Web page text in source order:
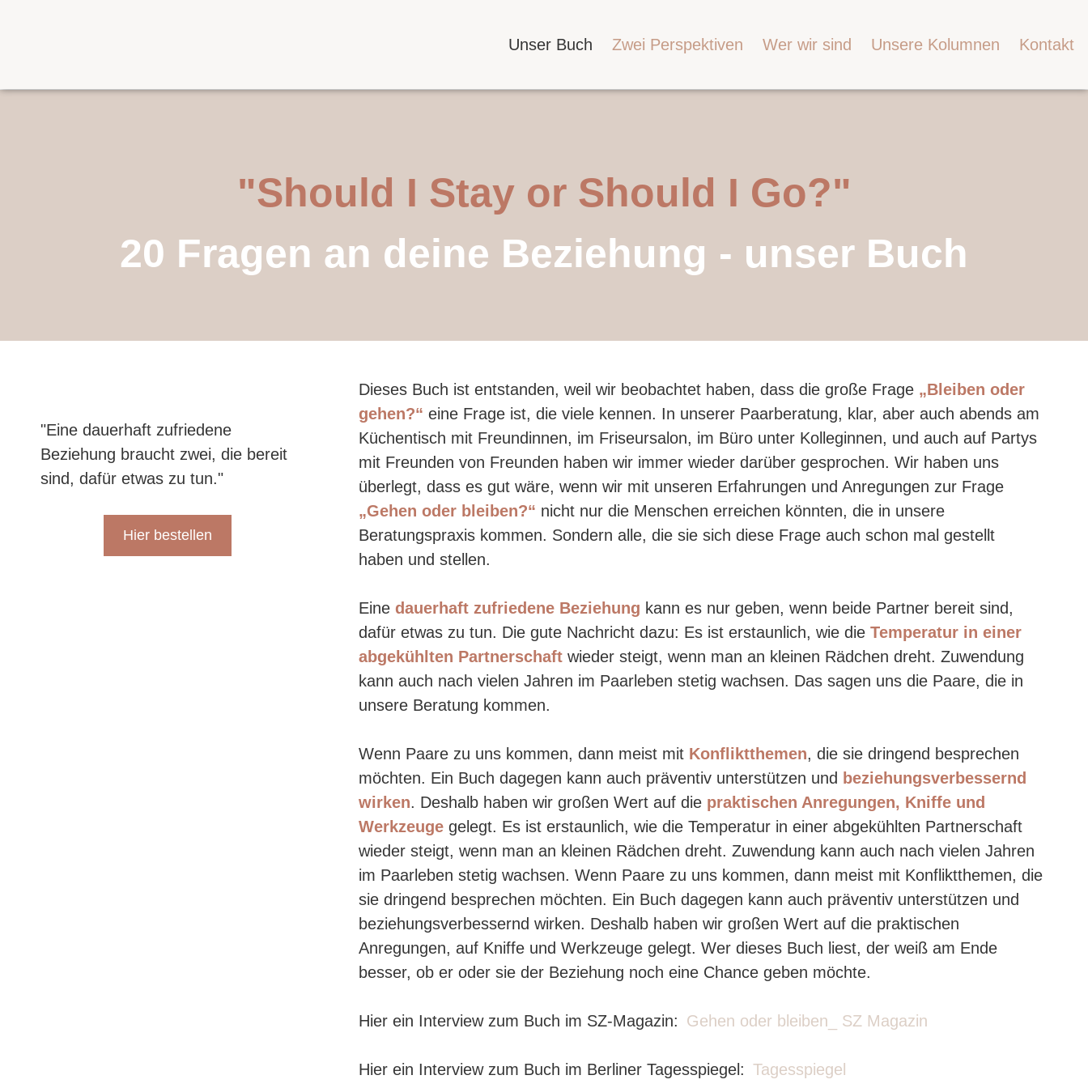
Unser Buch Zwei Perspektiven Wer wir sind Unsere Kolumnen Kontakt
"Should I Stay or Should I Go?"
20 Fragen an deine Beziehung - unser Buch
"Eine dauerhaft zufriedene
Beziehung braucht zwei, die bereit
sind, dafür etwas zu tun."
Hier bestellen
Dieses Buch ist entstanden, weil wir beobachtet haben, dass die große Frage „Bleiben oder
gehen?“ eine Frage ist, die viele kennen. In unserer Paarberatung, klar, aber auch abends am
Küchentisch mit Freundinnen, im Friseursalon, im Büro unter Kolleginnen, und auch auf Partys
mit Freunden von Freunden haben wir immer wieder darüber gesprochen. Wir haben uns
überlegt, dass es gut wäre, wenn wir mit unseren Erfahrungen und Anregungen zur Frage
„Gehen oder bleiben?“ nicht nur die Menschen erreichen könnten, die in unsere
Beratungspraxis kommen. Sondern alle, die sie sich diese Frage auch schon mal gestellt
haben und stellen.
Einedauerhaft zufriedene Beziehung kann es nur geben, wenn beide Partner bereit sind,
dafür etwas zu tun. Die gute Nachricht dazu: Es ist erstaunlich, wie dieTemperatur in einer
abgekühlten Partnerschaft wieder steigt, wenn man an kleinen Rädchen dreht. Zuwendung
kann auch nach vielen Jahren im Paarleben stetig wachsen. Das sagen uns die Paare, die in
unsere Beratung kommen.
Wenn Paare zu uns kommen, dann meist mit Konfliktthemen, die sie dringend besprechen
möchten. Ein Buch dagegen kann auch präventiv unterstützen und beziehungsverbessernd
wirken. Deshalb haben wir großen Wert auf die praktischen Anregungen, Kniffe und
Werkzeuge gelegt. Es ist erstaunlich, wie die Temperatur in einer abgekühlten Partnerschaft
wieder steigt, wenn man an kleinen Rädchen dreht. Zuwendung kann auch nach vielen Jahren
im Paarleben stetig wachsen. Wenn Paare zu uns kommen, dann meist mit Konfliktthemen, die
sie dringend besprechen möchten. Ein Buch dagegen kann auch präventiv unterstützen und
beziehungsverbessernd wirken. Deshalb haben wir großen Wert auf die praktischen
Anregungen, auf Kniffe und Werkzeuge gelegt. Wer dieses Buch liest, der weiß am Ende
besser, ob er oder sie der Beziehung noch eine Chance geben möchte.
Hier ein Interview zum Buch im SZ-Magazin:Gehen oder bleiben_ SZ Magazin
Hier ein Interview zum Buch im Berliner Tagesspiegel:Tagesspiegel